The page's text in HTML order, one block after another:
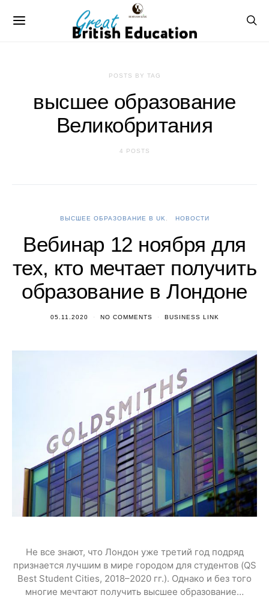
POSTS BY TAG
высшее образование
Великобритания
4 POSTS
ВЫСШЕЕ ОБРАЗОВАНИЕ В UK НОВОСТИ
Вебинар 12 ноября для
тех, кто мечтает получить
образование в Лондоне
05.11.2020 NO COMMENTS BUSINESS LINK
Не все знают, что Лондон уже третий год подряд
признается лучшим в мире городом для студентов (QS
Best Student Cities, 2018–2020 гг.). Однако и без того
многие мечтают получить высшее образование…